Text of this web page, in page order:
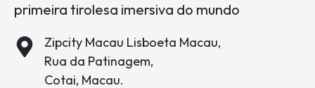
primeira tirolesa imersiva do mundo
Zipcity Macau Lisboeta Macau,
Rua da Patinagem,
Cotai, Macau.